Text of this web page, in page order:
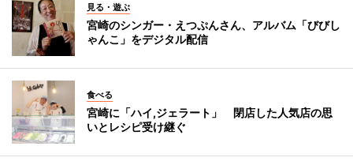
見る・遊ぶ
宮崎のシンガー・えつぷんさん、アルバム「びびし
ゃんこ」をデジタル配信
食べる
宮崎に「ハイ,ジェラート」 閉店した人気店の思
いとレシピ受け継ぐ